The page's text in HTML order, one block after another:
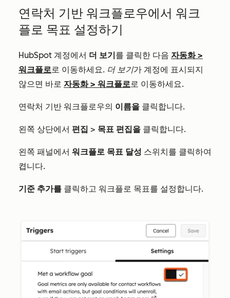
연락처 기반 워크플로우에서 워크
플로 목표 설정하기
HubSpot 계정에서 더 보기를 클릭한 다음 자동화>
워크플로로 이동하세요. 더 보기가 계정에 표시되지
않으면 바로 자동화> 워크플로로 이동하세요.
연락처 기반 워크플로우의 이름을 클릭합니다.
왼쪽 상단에서 편집 > 목표 편집을 클릭합니다.
왼쪽 패널에서 워크플로 목표 달성 스위치를 클릭하여
켭니다.
기준 추가를 클릭하고 워크플로 목표를 설정합니다.